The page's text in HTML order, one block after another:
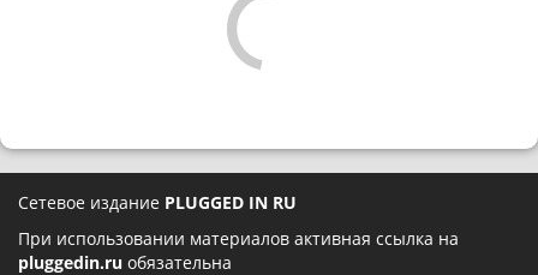
Сетевое издание PLUGGED IN RU
При использовании материалов активная ссылка на
pluggedin.ru обязательна